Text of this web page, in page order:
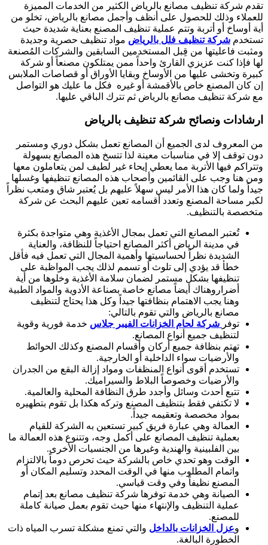
تقدم شركة تنظيف مصانع بالرياض الكثير من الخدمات المميزة
للعملاء وذلك للحصول على أنظف وأجمل مصانع بالرياض، تخلو من
أية أوساخ أو أتربة وتتم عملية تنظيف المصنع بعناية شديدة حيث
تستخدم شركة تنظيف فلل بالرياض مواد تنظيف حصرية وجديدة
ومثبت فاعليتها من قِبل المستخدمين السابقين والشركات المُصنعة
لها فإذا كنت عزيزي القارئ واحداً ممن يمتلكون مصنعاً أو شركة
كبيرة وتخشى عليها من الأوساخ وبقايا الأوراق أو قصاصات الملابس
إن كان المصنع خاص بالأقمشة أو غيره فكل ما عليك هو التواصل
مع شركة تنظيف مصانع بالرياض ثم تترك الباقي عليها.
ارشادات ونصائح شركة تنظيف بالرياض
من المعروف لدى الجميع أن المصانع تعمل بشكل دوري ومستمر
دون توقف إلا في مناسبات معينة لذا تتسخ هذه المصانع بسهولة
وتتراكم فيها الأتربة مما يعطي إيحاء غير لطيف لمن يتعاملون معها
ومن هنا وجب على القائمين وأصحاب هذه المصانع تنظيفها وغسلها
جيداً ولما كان هذا الأمر ليس سهلاً عليهم بل يُعتبر شاق ومتعب نظراً
لكبر مساحة المصنع وتعدد أقسامه تعين عليهم البحث عن شركة
متخصصة بالتنظيف.
تُعتبر المصانع التي تعمل بمجال الأغذية وهي متواجدة بكثرة
في مدينة الرياض أكثر المصانع احتياجاً للنظافة، والعناية
الشديدة نظراً لحساسيتها وأهمية المجال التي تعمل فيه فأقل
خطأ قد يؤدي إلى تلوث أو تسمم لذلك يجب المواظبة على
تنظيفها بشكل مستمر لضمان سلامة الأغذية وخلوها من أية
أضراروهناك أيضاً مصانع خاصة بصناعة الأدوية والمواد الطبية
وهنا يجب الاهتمام بنظافتها جيداً وكل هذا يحتاج لتنظيف
مصانع بالرياض والتي تقوم بالتالي:
توفر شركة لحام الخزانات الفيبر جلاس خدمة فورية وقوية
لتنظيف جميع أنواع المصانع.
تهتم بنظافة جميع أركان وأقسام المصنع وكذلك الحوائط
والأرضيات سواء الداخلية أو الخارجية.
تستخدم أقوى أنواع المنظفات ومواد إزالة البقع من الجدران
والأرضيات وخصوصاً البلاط والسيراميك.
تتبع أحدث وسائل وأجدد طرق النظافة المحلية والعالمية.
لا تكتفي فقط بتنظيف المصنع وتركه هكذا بل تقوم بتطهيره
بمواد مخصصة وتعقيمه جيداً.
العمالة وهي عبارة فريق كبير تستعين به الشركة للقيام
بعملية تنظيف المصانع على أكمل وجه، وتتنوع هذه العمالة ما
بين الفلبينية والهندية وغيرها من الجنسيات الأخرى.
الوقت وهو تحدي خاص بالشركة حيث تحرص دوماً بالالتزام
واتمام المطلوب منها في الوقت المحدد وتسليم المكان أو
المصنع نظيفاً وفي وقت قياسي.
الصيانة وهي خدمة توفرها شركة تنظيف مصانع بعد إتمام
عملية التنظيف والإنتهاء منها حيث تقوم بعمل صيانة كاملة
للمصنع.
وعزل الخزانات بالداخل والتي تمنع مشكلة تسرب المياه ذات
الخطورة البالغة.